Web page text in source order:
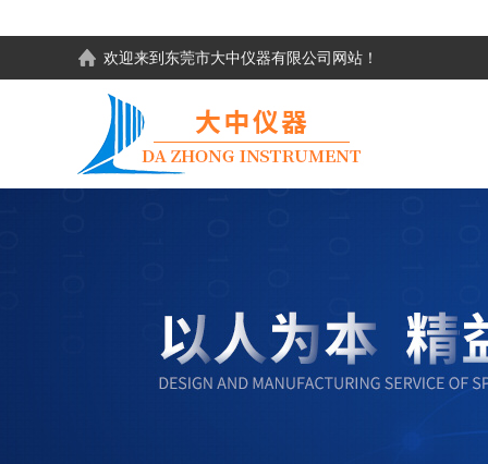
欢迎来到东莞市大中仪器有限公司网站！